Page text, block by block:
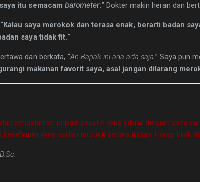
itu semacam barometer.” Dokter makin heran dan
Kalau saya merokok dan terasa enak, berarti badan
saya tidak fit.”
dan berkata, “Ah Bapak ini ada-ada saja.” Saya pun
makanan favorit saya, asal jangan dilarang
pengalaman pribadi penulis yang ditulis dengan gaya
kesehatan yang sudah terbukti secara ilmiah. Harap bijak